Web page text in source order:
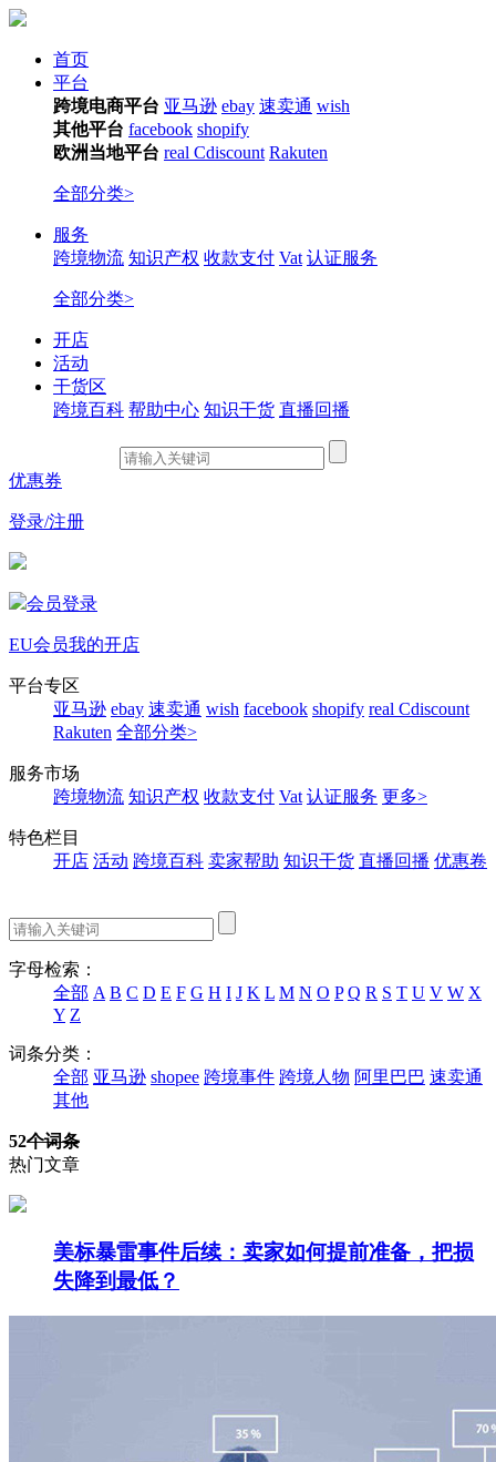
首页
平台
跨境电商平台 亚马逊 ebay 速卖通 wish
其他平台 facebook shopify
欧洲当地平台 real Cdiscount Rakuten
全部分类>
服务
跨境物流 知识产权 收款支付 Vat 认证服务
全部分类>
开店
活动
干货区
跨境百科 帮助中心 知识干货 直播回播
优惠券
登录/注册
会员登录
EU会员我的开店
平台专区
亚马逊 ebay 速卖通 wish facebook shopify real Cdiscount
Rakuten 全部分类>
服务市场
跨境物流 知识产权 收款支付 Vat 认证服务 更多>
特色栏目
开店 活动 跨境百科 卖家帮助 知识干货 直播回播 优惠卷
字母检索：
全部 A B C D E F G H I J K L M N O P Q R S T U V W X
Y Z
词条分类：
全部 亚马逊 shopee 跨境事件 跨境人物 阿里巴巴 速卖通
其他
52个词条
热门文章
美标暴雷事件后续：卖家如何提前准备，把损
失降到最低？